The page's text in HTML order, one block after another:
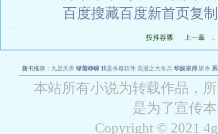
百度搜藏百度新首页复
投推荐票 上一章 ←
新书推荐： 九层天界 绿茵峥嵘 我是杀毒软件 美漫之大冬兵 华娱宗师 斩杀
战争天堂 混元道纪 教练万岁 都市全能巨星 绝对交易 全职武神 位面复
本站所有小说为转载作品，
是为了宣传
Copyright © 2021